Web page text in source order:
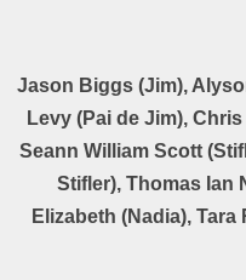
Jason Biggs (Jim),
Levy (Pai de Jim),
Seann William Scott
Stifler), Thomas Ian
Elizabeth (Nadia),